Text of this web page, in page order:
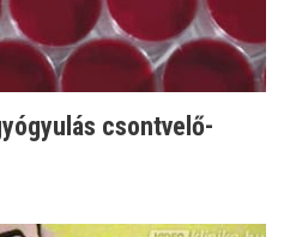
csontvelő-